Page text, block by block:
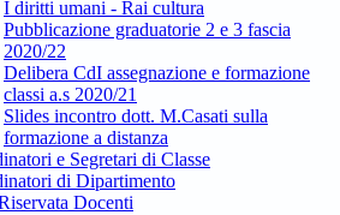
I diritti umani - Rai cultura
Pubblicazione graduatorie 2 e 3 fascia
2020/22
Delibera CdI assegnazione e formazione
classi a.s 2020/21
Slides incontro dott. M.Casati sulla
formazione a distanza
e Segretari di Classe
di Dipartimento
Docenti